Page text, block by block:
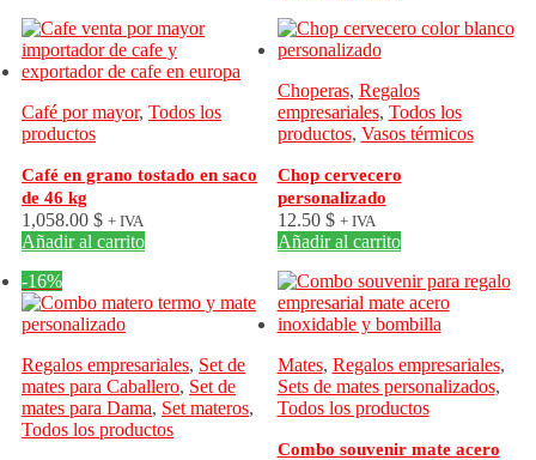
Café por mayor, Todos los
productos
Café en grano tostado en saco
de 46 kg
1,058.00 $ + IVA
Añadir al carrito
Choperas, Regalos
empresariales, Todos los
productos, Vasos térmicos
Chop cervecero
personalizado
12.50 $ + IVA
Añadir al carrito
-16%
Regalos empresariales, Set de
mates para Caballero, Set de
mates para Dama, Set materos,
Todos los productos
Mates, Regalos empresariales,
Sets de mates personalizados,
Todos los productos
Combo souvenir mate acero